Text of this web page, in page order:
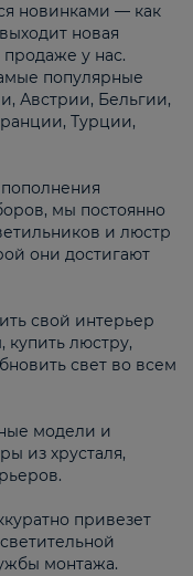
новинками — как
новая
продаже у нас.
популярные
Австрии, Бельгии,
Турции,
мы постоянно
и люстр
они достигают
свой интерьер
люстру,
свет во всем
модели и
из хрусталя,
привезет
монтажа.